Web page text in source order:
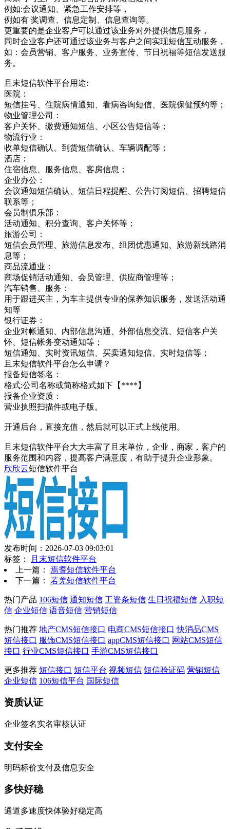
例如:会议通知、紧急工作安排等，
例如有 奖调查、信息定制、信息查询等。
更重要的是企业客户可以通过该业务对外提供信息服务，
同时企业客户还可通过该业务与客户之间实现短信互动服务，
如：会员营销、客户服务、业务宣传、节日祝福等短信发送服
务。
且末短信软件平台用途:
医院：
短信挂号、住院病情通知、看病咨询短信、医院保健预约等；
物业管理公司：
客户关怀、缴费通知短信、小区公告短信等；
物流行业：
收单短信确认、到货短信确认、车辆调配等；
酒店：
住宿信息、服务信息、客房信息；
企业办公：
会议通知短信确认、短信日程提醒、公告订阅短信、招聘短信
联系等；
会员制俱乐部：
活动通知、积分查询、客户关怀等；
旅游公司：
短信会员管理、旅游信息发布、组团优惠通知、旅游新线路消
息等；
商品流通业：
商场促销活动通知、会员管理、供应商管理等；
汽车销售、服务：
用于跟进买主，为车主提供专业的保养知识服务，发送活动通
知等
银行证券：
企业对帐通知、内部信息沟通、外部信息交流、短信客户关
怀、短信帐务变动通知等；
短信通知、实时资讯短信、买卖通知短信、实时短信等；
且末短信软件平台怎么申请？
报备短信签名：
格式:公司名称或简称格式如下【****】
报备企业资质：
营业执照扫描件或电子版。
开通后台，直接充值，然后就可以正式上线使用。
且末短信软件平台大大丰富了且末单位，企业，商家，客户的
服务范围和内容，提高客户满意度，有助于提升企业形象。
欣欣云短信软件平台
发布时间：2026-07-03 09:03:01
标签：
且末短信软件平台
上一篇： 焉耆短信软件平台
下一篇： 若羌短信软件平台
热门产品 106短信 通知短信 工资条短信 生日祝福短信 入职短
信 企业短信 语音短信 营销短信
热门推荐 地产CMS短信接口 电商CMS短信接口 快消品CMS
短信接口 服饰CMS短信接口 appCMS短信接口 网站CMS短信
接口 行业CMS短信接口 手游CMS短信接口
更多推荐 短信接口 短信平台 视频短信 短信验证码 营销短信
企业短信 106短信平台 国际短信
资质认证
企业签名实名审核认证
支付安全
明码标价支付及信息安全
多快好稳
通道多速度快体验好稳定高